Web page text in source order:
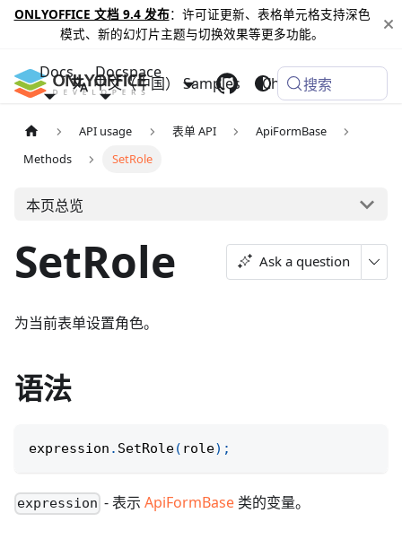
ONLYOFFICE 文档 9.4 发布：许可证更新、表格单元格支持深色
模式、新的幻灯片主题与切换效果等更多功能。
Docs Docspace
Samples Changelog
中文（中国） 搜索
API usage 表单 API
ApiFormBase
Methods
SetRole
本页总览
SetRole Ask a question
为当前表单设置角色。
语法
expression . SetRole( role) ;
expression - 表示ApiFormBase 类的变量。